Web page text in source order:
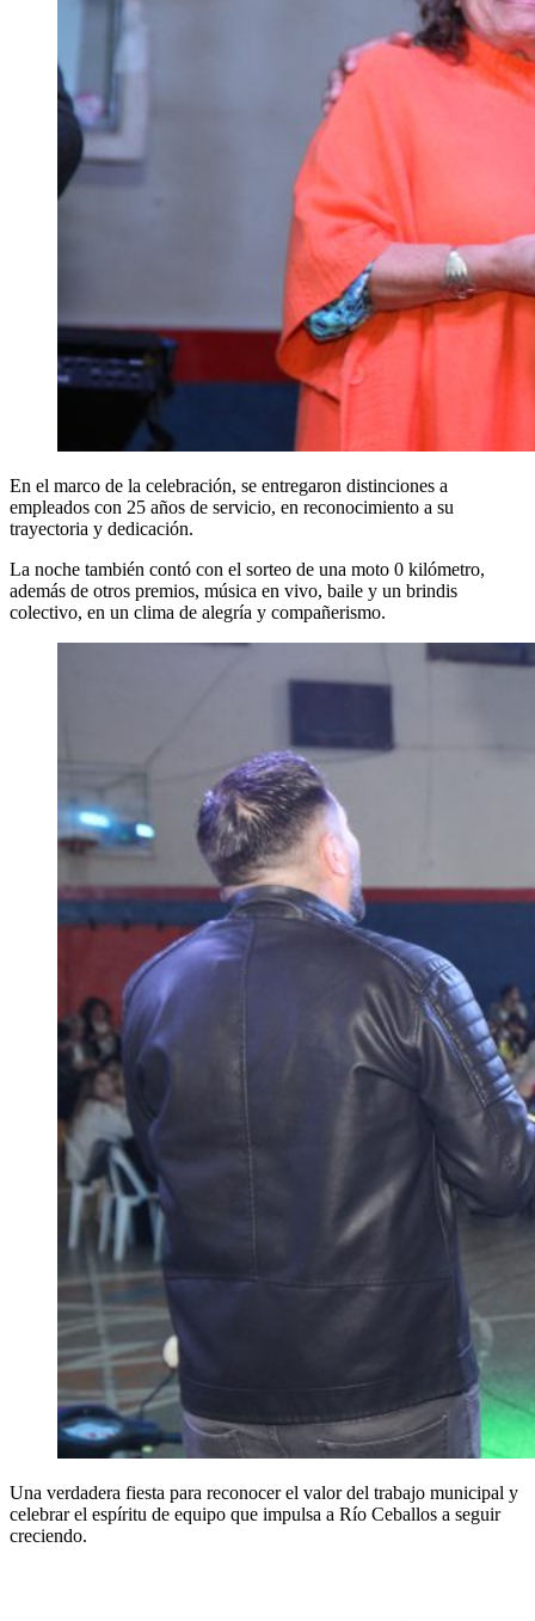
En el marco de la celebración, se entregaron distinciones a
empleados con 25 años de servicio, en reconocimiento a su
trayectoria y dedicación.
La noche también contó con el sorteo de una moto 0 kilómetro,
además de otros premios, música en vivo, baile y un brindis
colectivo, en un clima de alegría y compañerismo.
Una verdadera fiesta para reconocer el valor del trabajo municipal y
celebrar el espíritu de equipo que impulsa a Río Ceballos a seguir
creciendo.